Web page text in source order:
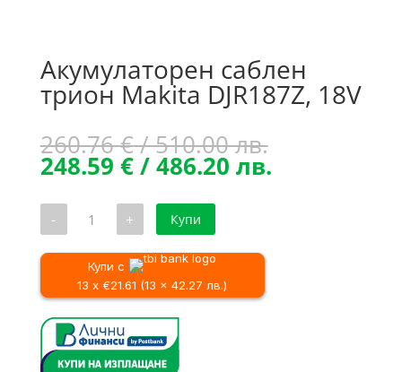
Акумулаторен саблен
трион Makita DJR187Z, 18V
260.76€/ 510.00 лв.Original
price
248.59 €/ 486.20 лв.Текущата
- количество
Акумулаторен
саблен
трион
Makita
DJR187Z,
+ Купи
Купи с
13 x €21.61 (13 x 42.27 лв.)